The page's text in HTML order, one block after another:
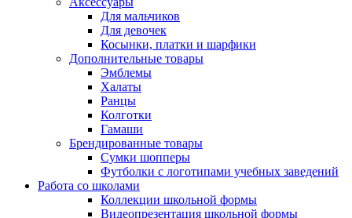
Для мальчиков
Для девочек
Косынки, платки и шарфики
Дополнительные товары
Эмблемы
Халаты
Ранцы
Колготки
Гамаши
Брендированные товары
Сумки шопперы
Футболки с логотипами учебных заведений
Работа со школами
Коллекции школьной формы
Видеопрезентация школьной формы